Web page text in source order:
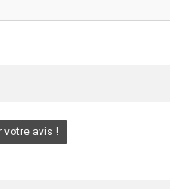
votre avis !